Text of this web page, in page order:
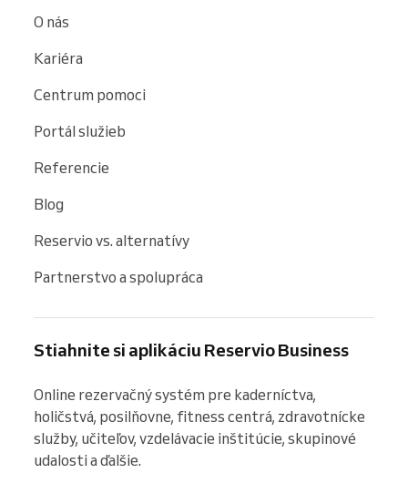
O nás
Kariéra
Centrum pomoci
Portál služieb
Referencie
Blog
Reservio vs. alternatívy
Partnerstvo a spolupráca
Stiahnite si aplikáciu Reservio Business
Online rezervačný systém pre kaderníctva,
holičstvá, posilňovne, fitness centrá, zdravotnícke
služby, učiteľov, vzdelávacie inštitúcie, skupinové
udalosti a ďalšie.